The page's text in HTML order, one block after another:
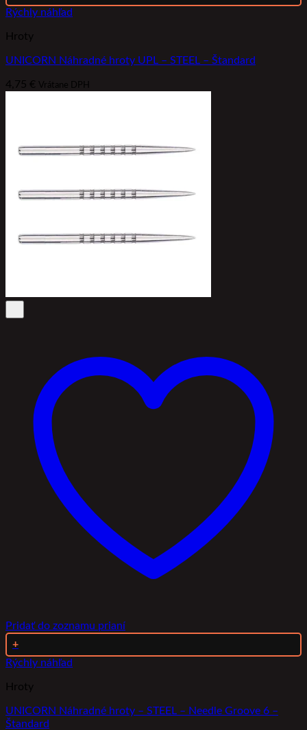
Rýchly náhľad
Hroty
UNICORN Náhradné hroty UPL – STEEL – Štandard
4,75 € Vrátane DPH
Pridať do zoznamu prianí
+
Rýchly náhľad
Hroty
UNICORN Náhradné hroty – STEEL – Needle Groove 6 –
Štandard